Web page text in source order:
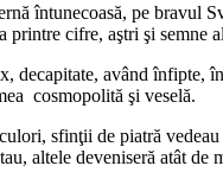
întunecoasă, pe bravul
printre cifre, aştri şi
decapitate, având înfipte,
cosmopolită şi veselă.
sfinţii de piatră
altele deveniseră atât